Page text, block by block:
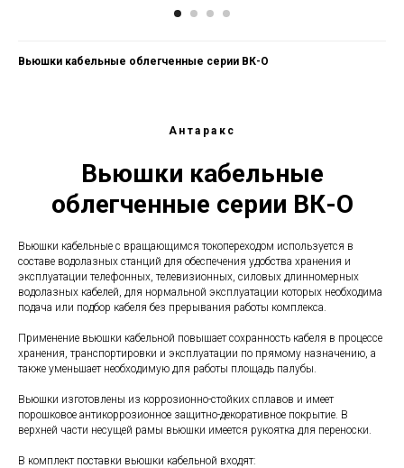
Вьюшки кабельные облегченные серии ВК-О
Антаракс
Вьюшки кабельные
облегченные серии ВК-О
Вьюшки кабельные с вращающимся токопереходом используется в
составе водолазных станций для обеспечения удобства хранения и
эксплуатации телефонных, телевизионных, силовых длинномерных
водолазных кабелей, для нормальной эксплуатации которых необходима
подача или подбор кабеля без прерывания работы комплекса.
Применение вьюшки кабельной повышает сохранность кабеля в процессе
хранения, транспортировки и эксплуатации по прямому назначению, а
также уменьшает необходимую для работы площадь палубы.
Вьюшки изготовлены из коррозионно-стойких сплавов и имеет
порошковое антикоррозионное защитно-декоративное покрытие. В
верхней части несущей рамы вьюшки имеется рукоятка для переноски.
В комплект поставки вьюшки кабельной входят: